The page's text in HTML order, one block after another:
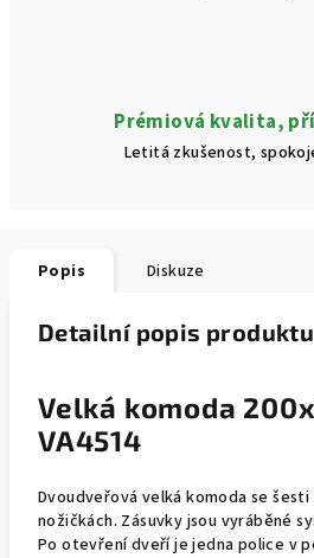
Prémiová kvalita,
Letitá zkušenost,
Popis Diskuze
Detailní popis produktu
Velká komoda
VA4514
Dvoudveřová velká komoda se šesti
nožičkách. Zásuvky jsou vyráběné
Po otevření dveří je jedna police v